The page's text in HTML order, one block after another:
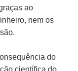
ao
nem os
do
científica do